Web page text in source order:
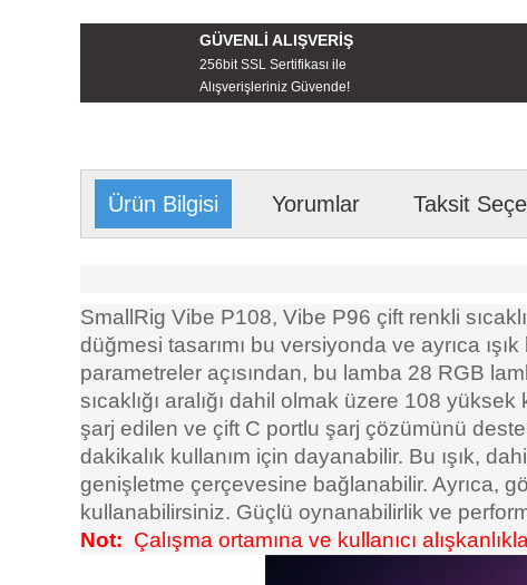
GÜVENLİ ALIŞVERİŞ
256bit SSL Sertifikası ile
Alışverişleriniz Güvende!
Ürün Bilgisi Yorumlar Taksit
SmallRig Vibe P108, Vibe P96 çift renkli
düğmesi tasarımı bu versiyonda ve ayrıca
parametreler açısından, bu lamba 28 RGB
sıcaklığı aralığı dahil olmak üzere 108
şarj edilen ve çift C portlu şarj çözümünü
dakikalık kullanım için dayanabilir. Bu ışık,
genişletme çerçevesine bağlanabilir. Ayrıca,
kullanabilirsiniz. Güçlü oynanabilirlik ve
Not: Çalışma ortamına ve kullanıcı